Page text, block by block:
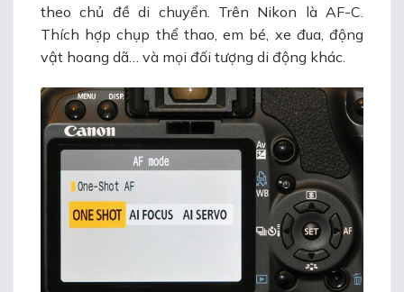
theo chủ đề di chuyển. Trên Nikon là AF-C.
Thích hợp chụp thể thao, em bé, xe đua, động
vật hoang dã… và mọi đối tượng di động khác.